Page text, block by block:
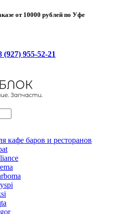
от 10000 рублей по Уфе
(927) 955-52-21
кафе баров и ресторанов